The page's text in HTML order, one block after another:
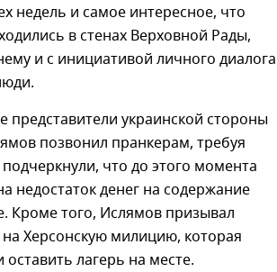
недель и самое интересное, что
в стенах Верховной Рады,
и с инициативой личного диалога
представители украинской стороны
позвонил пранкерам, требуя
что до этого момента
недостаток денег на содержание
Кроме того, Ислямов призывал
Херсонскую милицию, которая
лагерь на месте.